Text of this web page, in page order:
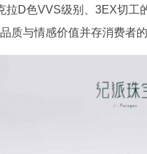
拉D色VVS级别、3EX切
质与情感价值并存消费者